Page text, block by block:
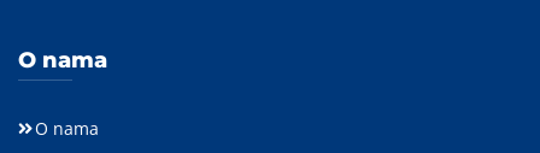
O nama
O nama